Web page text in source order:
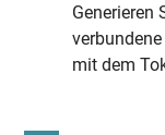
Generieren
verbundene
mit dem